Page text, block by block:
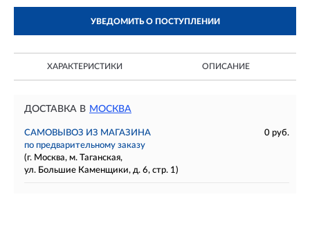
УВЕДОМИТЬ О ПОСТУПЛЕНИИ
ХАРАКТЕРИСТИКИ ОПИСАНИЕ
ДОСТАВКА В МОСКВА
САМОВЫВОЗ ИЗ МАГАЗИНА
0 руб.
по предварительному заказу
(г. Москва, м. Таганская,
ул. Большие Каменщики, д. 6, стр. 1)